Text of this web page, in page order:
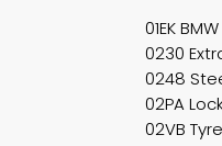
01EK
0230
0248
02PA
02VB